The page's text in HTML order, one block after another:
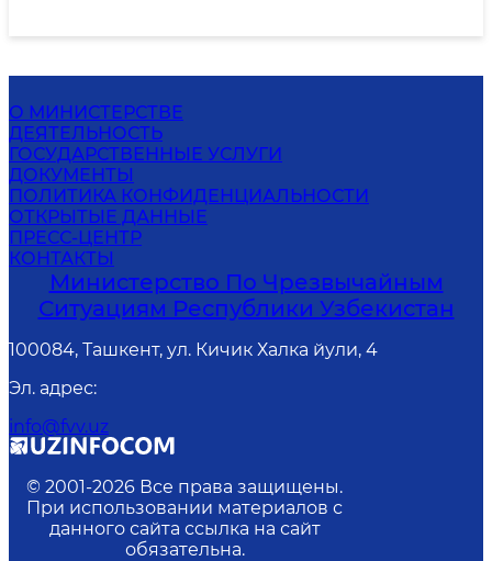
О МИНИСТЕРСТВЕ
ДЕЯТЕЛЬНОСТЬ
ГОСУДАРСТВЕННЫЕ УСЛУГИ
ДОКУМЕНТЫ
ПОЛИТИКА КОНФИДЕНЦИАЛЬНОСТИ
ОТКРЫТЫЕ ДАННЫЕ
ПРЕСС-ЦЕНТР
КОНТАКТЫ
Министерство По Чрезвычайным
Ситуациям Республики Узбекистан
100084, Ташкент, ул. Кичик Халка йули, 4
Эл. адрес:
info@fvv.uz
© 2001-2026 Все права защищены.
При использовании материалов с
данного сайта ссылка на сайт
обязательна.